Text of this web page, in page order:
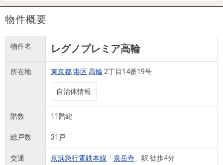
税金の本
（電子ブ
ック）
物件概要
物件名 レグノプレミア高輪
所在地 東京都港区高輪 2丁目14番19号
自治体情報
階数 11階建
総戸数 31戸
交通 京浜急行電鉄本線 「泉岳寺 」駅 徒歩4分